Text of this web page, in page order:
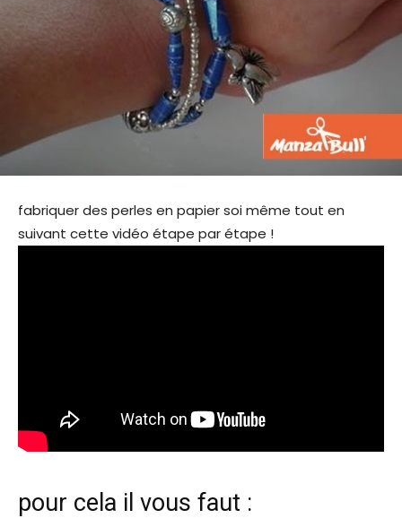
fabriquer des perles en papier soi même tout en
suivant cette vidéo étape par étape !
pour cela il vous faut :